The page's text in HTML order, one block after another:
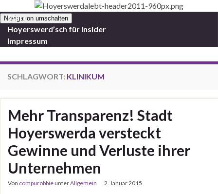
Navigation umschalten
Start
Hoyerswerd’sch für Insider
Impressum
SCHLAGWORT: KLINIKUM
Mehr Transparenz! Stadt
Hoyerswerda versteckt
Gewinne und Verluste ihrer
Unternehmen
Von compurobbieunterAllgemein 2. Januar 2015